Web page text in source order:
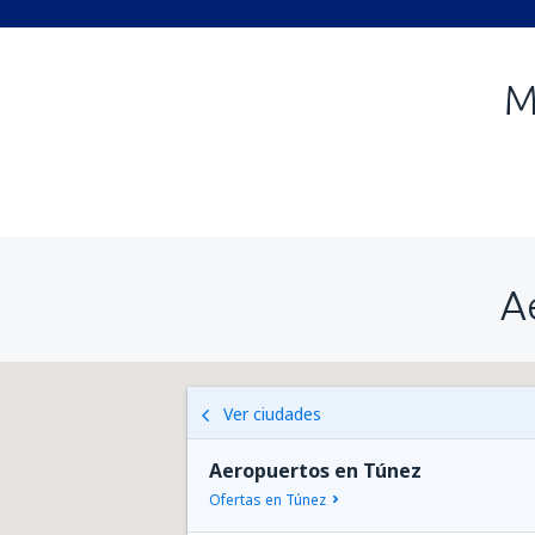
Ver ciudades
Aeropuertos en Túnez
Ofertas en Túnez